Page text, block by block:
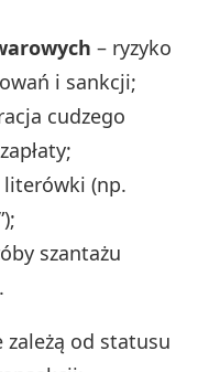
– ryzyko
i sankcji;
cudzego
literówki (np.
szantażu
od statusu